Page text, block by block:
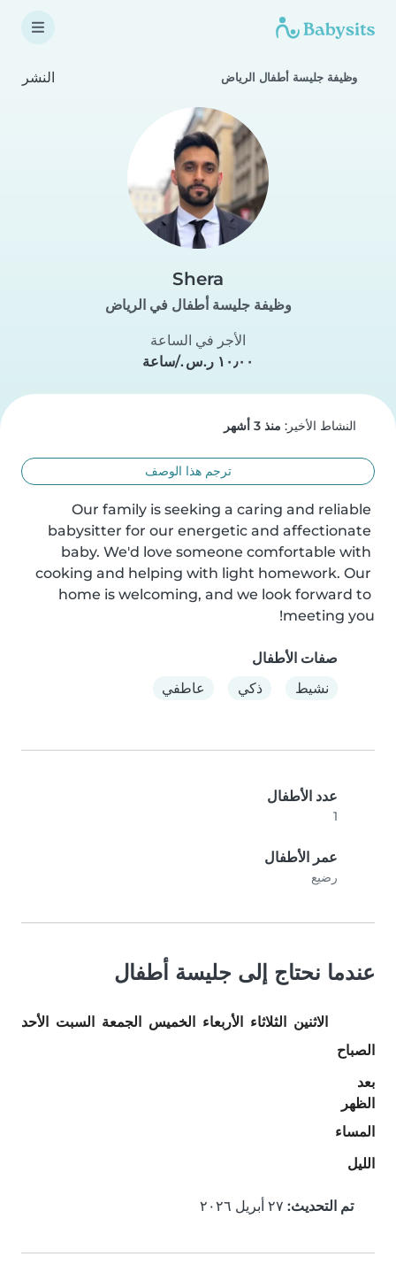
وظيفة جليسة أطفال الرياض النشر
Shera
وظيفة جليسة أطفال في الرياض
الأجر في الساعة
النشاط الأخير: منذ 3 أشهر
ترجم هذا الوصف
Our family is seeking a caring and reliable
babysitter for our energetic and affectionate
baby. We'd love someone comfortable with
cooking and helping with light homework. Our
home is welcoming, and we look forward to
meeting you!
صفات الأطفال
نشيط
ذكي عاطفي
عدد الأطفال
1
عمر الأطفال
رضيع
عندما نحتاج إلى جليسة أطفال
الاثنين الثلاثاء الأربعاء الخميس الجمعة السبت
الأحد
الصباح
بعد
الظهر
المساء
الليل
تم التحديث: